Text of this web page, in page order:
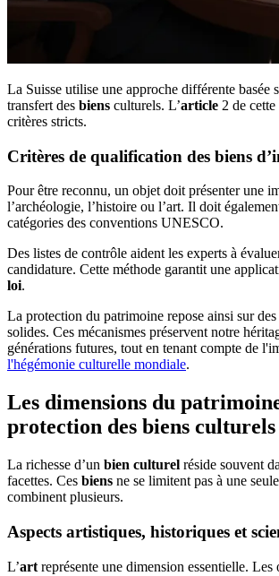
La Suisse utilise une approche différente basée
transfert des biens culturels. L’article 2 de cette
critères stricts.
Critères de qualification des biens
Pour être reconnu, un objet doit présenter une
l’archéologie, l’histoire ou l’art. Il doit
catégories des conventions UNESCO.
Des listes de contrôle aident les experts à
candidature. Cette méthode garantit une
loi.
La protection du patrimoine repose ainsi sur
solides. Ces mécanismes préservent notre
générations futures, tout en tenant compte de
l'hégémonie culturelle mondiale.
Les dimensions du
protection des biens culturels
La richesse d’un bien culturel réside souvent
facettes. Ces biens ne se limitent pas à une
combinent plusieurs.
Aspects artistiques, historiques et
L’art représente une dimension essentielle.